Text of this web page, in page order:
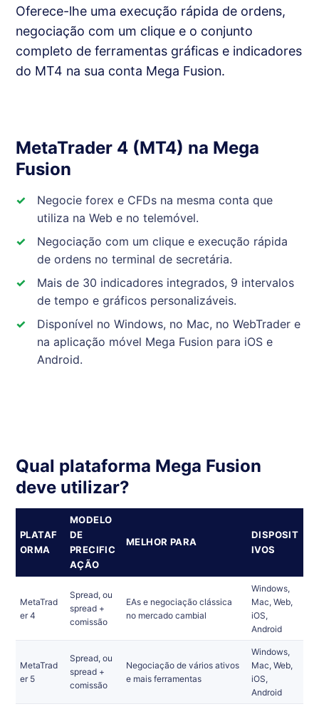
Oferece-lhe uma execução rápida de ordens,
negociação com um clique e o conjunto
completo de ferramentas gráficas e indicadores
do MT4 na sua conta Mega Fusion.
MetaTrader 4 (MT4) na Mega
Fusion
Negocie forex e CFDs na mesma conta que
utiliza na Web e no telemóvel.
Negociação com um clique e execução rápida
de ordens no terminal de secretária.
Mais de 30 indicadores integrados, 9 intervalos
de tempo e gráficos personalizáveis.
Disponível no Windows, no Mac, no WebTrader e
na aplicação móvel Mega Fusion para iOS e
Android.
Qual plataforma Mega Fusion
deve utilizar?
PLATAF
ORMA
MODELO
DE
PRECIFIC
AÇÃO
MELHOR PARA
DISPOSIT
IVOS
MetaTrad
er 4
Spread, ou
spread +
comissão
EAs e negociação clássica
no mercado cambial
Windows,
Mac, Web,
iOS,
Android
MetaTrad
er 5
Spread, ou
spread +
comissão
Negociação de vários ativos
e mais ferramentas
Windows,
Mac, Web,
iOS,
Android